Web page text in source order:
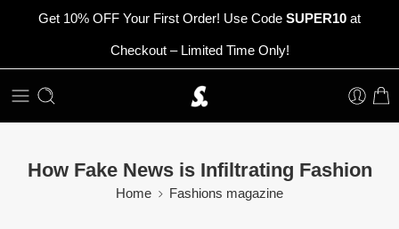
Get 10% OFF Your First Order! Use Code SUPER10 at
Checkout – Limited Time Only!
How Fake News is Infiltrating Fashion
Home Fashions magazine